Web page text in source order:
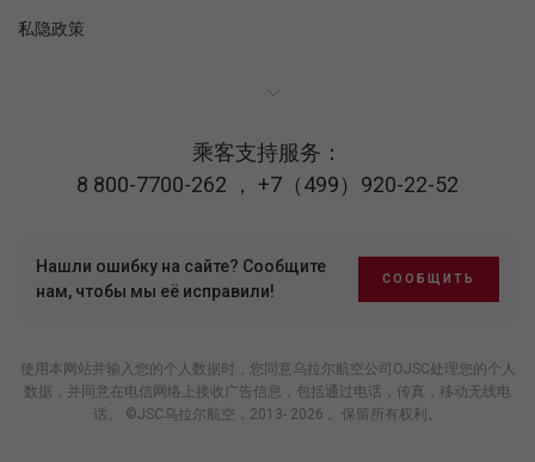
私隐政策
乘客支持服务：
8 800-7700-262 ， +7（499）920-22-52
Нашли ошибку на сайте? Сообщите
нам, чтобы мы её исправили!
СООБЩИТЬ
使用本网站并输入您的个人数据时，您同意乌拉尔航空公司OJSC处理您的个人
数据，并同意在电信网络上接收广告信息，包括通过电话，传真，移动无线电
话。 ©JSC乌拉尔航空，2013- 2026 。保留所有权利。